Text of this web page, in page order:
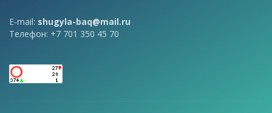
E-mail: shugyla-baq@mail.ru
Телефон: +7 701 350 45 70